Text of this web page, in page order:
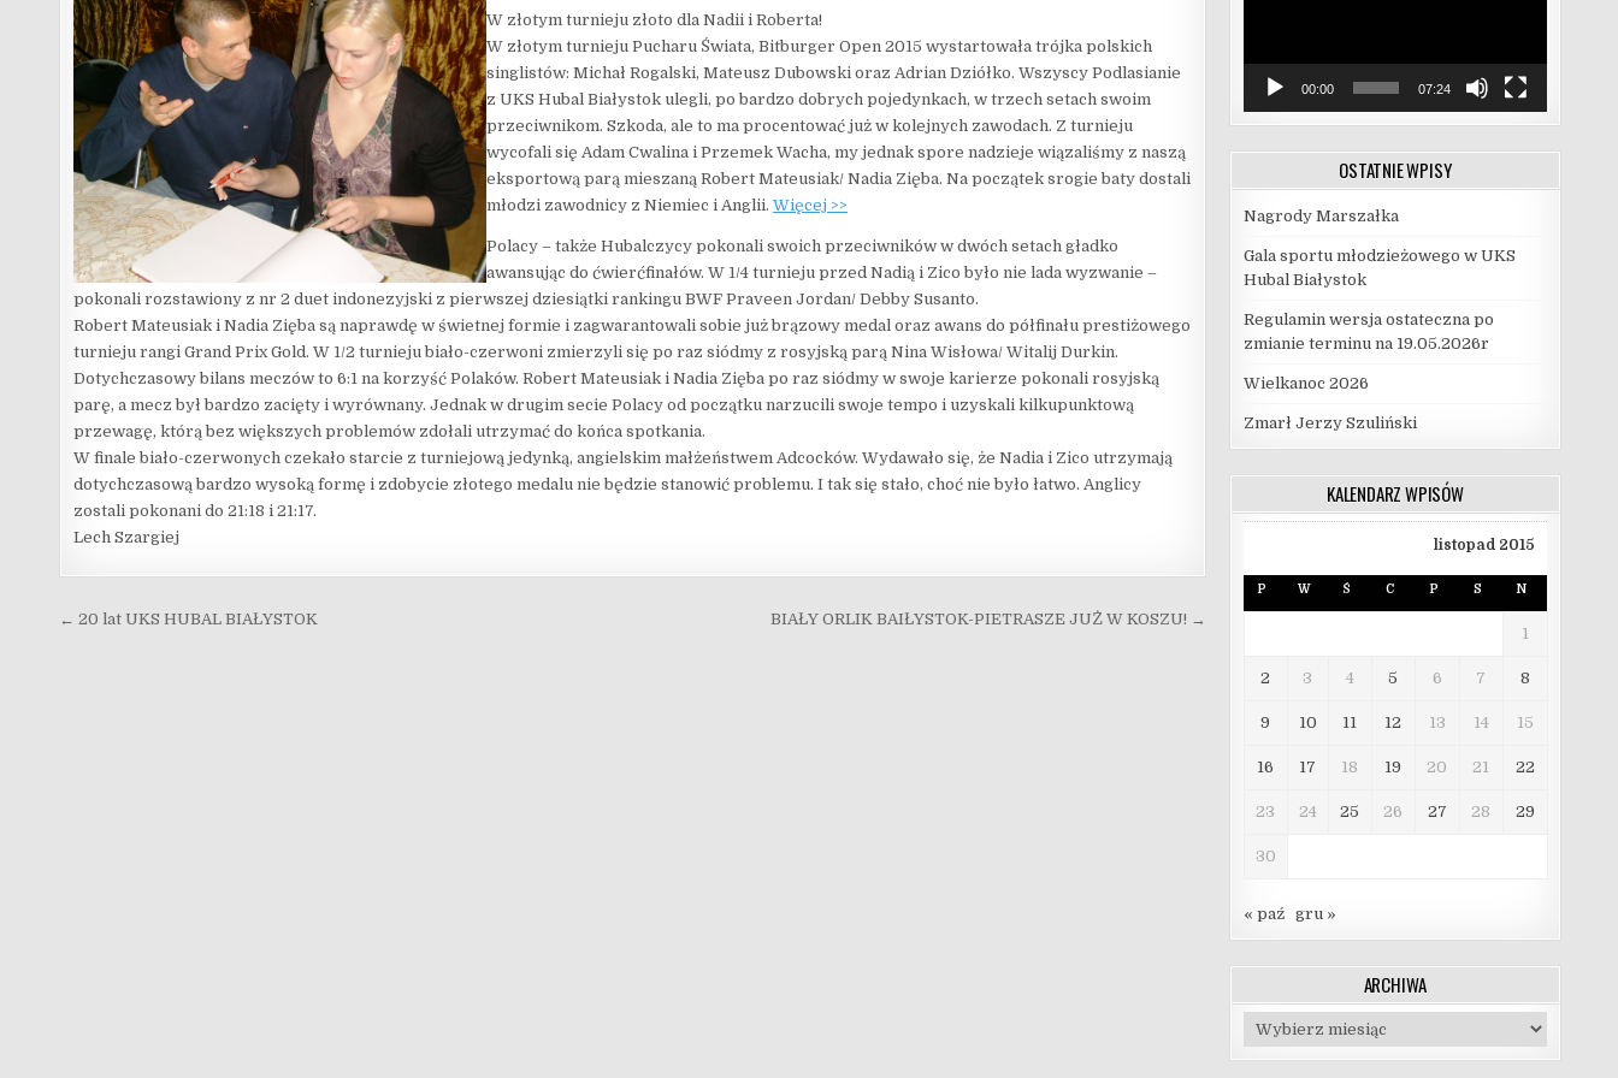
W złotym turnieju złoto dla Nadii i Roberta!
W złotym turnieju Pucharu Świata, Bitburger Open 2015 wystartowała trójka polskich
singlistów: Michał Rogalski, Mateusz Dubowski oraz Adrian Dziółko. Wszyscy Podlasianie
z UKS Hubal Białystok ulegli, po bardzo dobrych pojedynkach, w trzech setach swoim
przeciwnikom. Szkoda, ale to ma procentować już w kolejnych zawodach. Z turnieju
wycofali się Adam Cwalina i Przemek Wacha, my jednak spore nadzieje wiązaliśmy z naszą
eksportową parą mieszaną Robert Mateusiak/ Nadia Zięba. Na początek srogie baty dostali
młodzi zawodnicy z Niemiec i Anglii.Więcej >>
Polacy – także Hubalczycy pokonali swoich przeciwników w dwóch setach gładko
awansując do ćwierćfinałów. W 1/4 turnieju przed Nadią i Zico było nie lada wyzwanie –
pokonali rozstawiony z nr 2 duet indonezyjski z pierwszej dziesiątki rankingu BWF Praveen Jordan/ Debby Susanto.
Robert Mateusiak i Nadia Zięba są naprawdę w świetnej formie i zagwarantowali sobie już brązowy medal oraz awans do półfinału prestiżowego
turnieju rangi Grand Prix Gold. W 1/2 turnieju biało-czerwoni zmierzyli się po raz siódmy z rosyjską parą Nina Wisłowa/ Witalij Durkin.
Dotychczasowy bilans meczów to 6:1 na korzyść Polaków. Robert Mateusiak i Nadia Zięba po raz siódmy w swoje karierze pokonali rosyjską
parę, a mecz był bardzo zacięty i wyrównany. Jednak w drugim secie Polacy od początku narzucili swoje tempo i uzyskali kilkupunktową
przewagę, którą bez większych problemów zdołali utrzymać do końca spotkania.
W finale biało-czerwonych czekało starcie z turniejową jedynką, angielskim małżeństwem Adcocków. Wydawało się, że Nadia i Zico utrzymają
dotychczasową bardzo wysoką formę i zdobycie złotego medalu nie będzie stanowić problemu. I tak się stało, choć nie było łatwo. Anglicy
zostali pokonani do 21:18 i 21:17.
Lech Szargiej
Nawigacja wpisu BIAŁY ORLIK BAIŁYSTOK-PIETRASZE JUŻ W KOSZU! →
← 20 lat UKS HUBAL BIAŁYSTOK
00:00 07:24
OSTATNIE WPISY
Nagrody Marszałka
Gala sportu młodzieżowego w UKS
Hubal Białystok
Regulamin wersja ostateczna po
zmianie terminu na 19.05.2026r
Wielkanoc 2026
Zmarł Jerzy Szuliński
KALENDARZ WPISÓW
listopad 2015
P W Ś C P S N
1
2 3 4 5 6 7 8
9 10 11 12 13 14 15
16 17 18 19 20 21 22
23 24 25 26 27 28 29
30
« paź gru »
ARCHIWA
Archiwa